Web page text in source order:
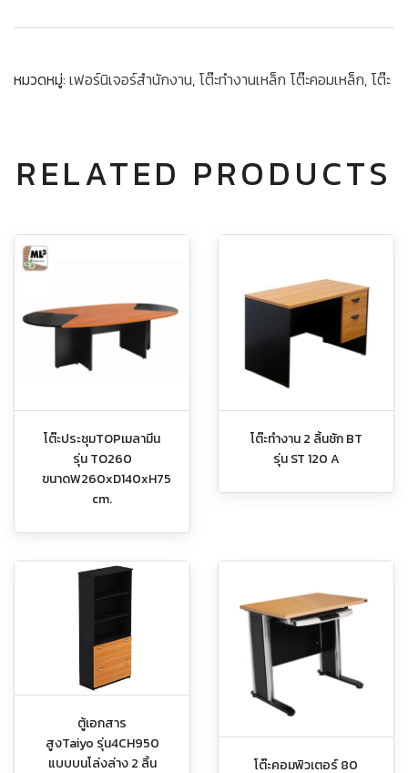
หมวดหมู่: เฟอร์นิเจอร์สำนักงาน, โต๊ะทำงานเหล็ก โต๊ะคอมเหล็ก, โต๊ะ
RELATED PRODUCTS
โต๊ะประชุมTOPเมลามีน
รุ่น TO260
ขนาดW260xD140xH75
cm.
โต๊ะทำงาน 2 ลิ้นชัก BT
รุ่น ST 120 A
ตู้เอกสาร
สูงTaiyo รุ่น4CH950
แบบบนโล่งล่าง 2 ลิ้น
โต๊ะคอมพิวเตอร์ 80